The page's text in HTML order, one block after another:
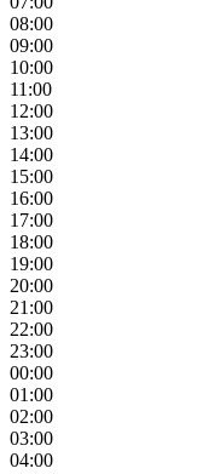
08:00
09:00
10:00
11:00
12:00
13:00
14:00
15:00
16:00
17:00
18:00
19:00
20:00
21:00
22:00
23:00
00:00
01:00
02:00
03:00
04:00